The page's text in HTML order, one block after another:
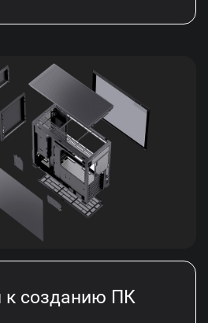
к созданию ПК